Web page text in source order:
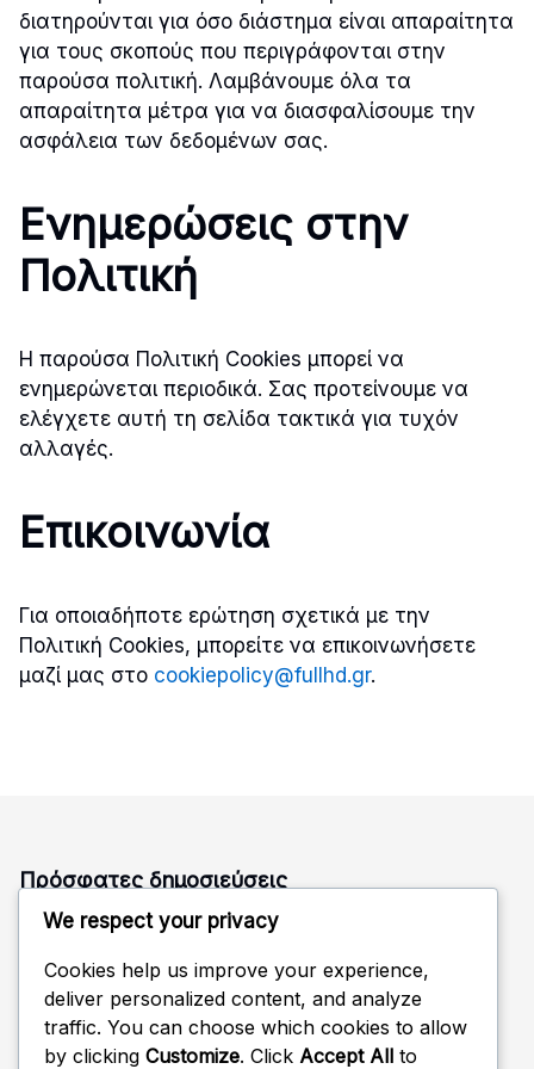
διατηρούνται για όσο διάστημα είναι απαραίτητα
για τους σκοπούς που περιγράφονται στην
παρούσα πολιτική. Λαμβάνουμε όλα τα
απαραίτητα μέτρα για να διασφαλίσουμε την
ασφάλεια των δεδομένων σας.
Ενημερώσεις στην
Πολιτική
Η παρούσα Πολιτική Cookies μπορεί να
ενημερώνεται περιοδικά. Σας προτείνουμε να
ελέγχετε αυτή τη σελίδα τακτικά για τυχόν
αλλαγές.
Επικοινωνία
Για οποιαδήποτε ερώτηση σχετικά με την
Πολιτική Cookies, μπορείτε να επικοινωνήσετε
μαζί μας στο cookiepolicy@fullhd.gr.
Πρόσφατες δημοσιεύσεις
Επικοινωνία Μετά το Παιχνίδι στην Άμυνα του Βόλεϊ:
Τεχνικές Αμυντικής Στάσης για Βόλεϊ: Ισορροπία,
Ετοιμότητα
Άμυνα Περιστροφής: Ευθυγράμμιση, Κάλυψη, Ρυθμίσεις
We respect your privacy
Cookies help us improve your experience,
deliver personalized content, and analyze
traffic. You can choose which cookies to allow
by clicking Customize. Click Accept All to